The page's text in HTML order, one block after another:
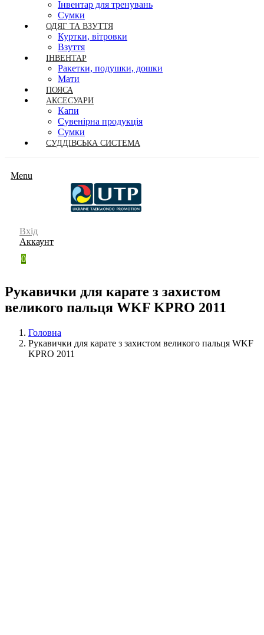
Інвентар для тренувань
Сумки
ОДЯГ ТА ВЗУТТЯ
Куртки, вітровки
Взуття
ІНВЕНТАР
Ракетки, подушки, дошки
Мати
ПОЯСА
АКСЕСУАРИ
Капи
Сувенірна продукція
Сумки
СУДДІВСЬКА СИСТЕМА
Menu
Вхід
Аккаунт
0
Рукавички для карате з захистом
великого пальця WKF KPRO 2011
Головна
Рукавички для карате з захистом великого пальця WKF
KPRO 2011